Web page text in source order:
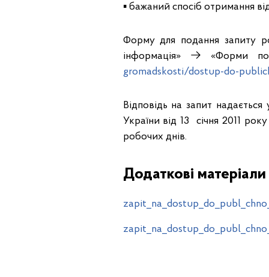
▪️ бажаний спосіб отримання
Форму для подання запиту
інформація» → «Форми
gromadskosti/dostup-do-
Відповідь на запит
України від 13 січня 2011
робочих днів.
Додаткові матеріали